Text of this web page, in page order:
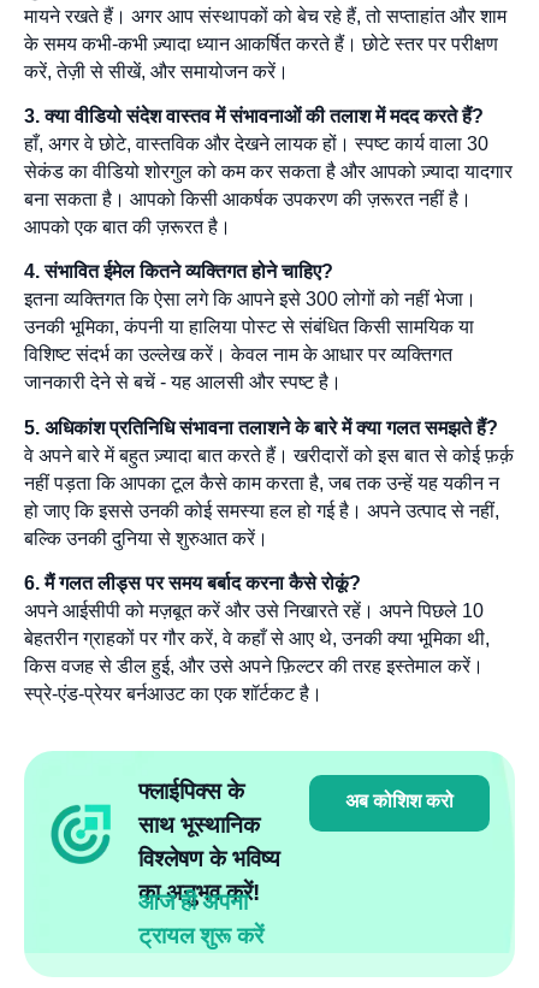
मायने रखते हैं। अगर आप संस्थापकों को बेच रहे हैं, तो सप्ताहांत और शाम
के समय कभी-कभी ज़्यादा ध्यान आकर्षित करते हैं। छोटे स्तर पर परीक्षण
करें, तेज़ी से सीखें, और समायोजन करें।
3. क्या वीडियो संदेश वास्तव में संभावनाओं की तलाश में मदद करते हैं?
हाँ, अगर वे छोटे, वास्तविक और देखने लायक हों। स्पष्ट कार्य वाला 30
सेकंड का वीडियो शोरगुल को कम कर सकता है और आपको ज़्यादा यादगार
बना सकता है। आपको किसी आकर्षक उपकरण की ज़रूरत नहीं है।
आपको एक बात की ज़रूरत है।
4. संभावित ईमेल कितने व्यक्तिगत होने चाहिए?
इतना व्यक्तिगत कि ऐसा लगे कि आपने इसे 300 लोगों को नहीं भेजा।
उनकी भूमिका, कंपनी या हालिया पोस्ट से संबंधित किसी सामयिक या
विशिष्ट संदर्भ का उल्लेख करें। केवल नाम के आधार पर व्यक्तिगत
जानकारी देने से बचें - यह आलसी और स्पष्ट है।
5. अधिकांश प्रतिनिधि संभावना तलाशने के बारे में क्या गलत समझते हैं?
वे अपने बारे में बहुत ज़्यादा बात करते हैं। खरीदारों को इस बात से कोई फ़र्क़
नहीं पड़ता कि आपका टूल कैसे काम करता है, जब तक उन्हें यह यकीन न
हो जाए कि इससे उनकी कोई समस्या हल हो गई है। अपने उत्पाद से नहीं,
बल्कि उनकी दुनिया से शुरुआत करें।
6. मैं गलत लीड्स पर समय बर्बाद करना कैसे रोकूं?
अपने आईसीपी को मज़बूत करें और उसे निखारते रहें। अपने पिछले 10
बेहतरीन ग्राहकों पर गौर करें, वे कहाँ से आए थे, उनकी क्या भूमिका थी,
किस वजह से डील हुई, और उसे अपने फ़िल्टर की तरह इस्तेमाल करें।
स्प्रे-एंड-प्रेयर बर्नआउट का एक शॉर्टकट है।
फ्लाईपिक्स के
साथ भूस्थानिक
विश्लेषण के भविष्य
का अनुभव करें!
आज ही अपना
ट्रायल शुरू करें
अब कोशिश करो